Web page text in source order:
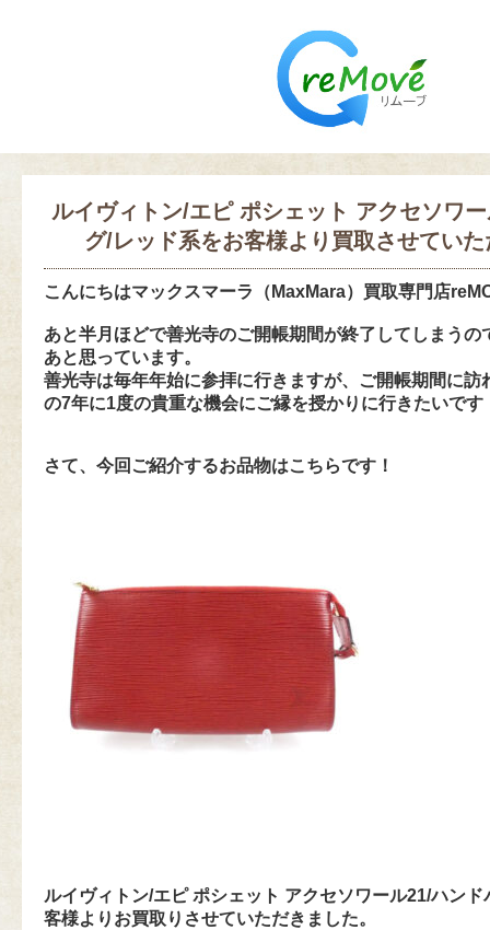
ルイヴィトン/エピ ポシェット アクセソワ
グ/レッド系をお客様より買取させてい
こんにちはマックスマーラ（MaxMara）買取専門店
あと半月ほどで善光寺のご開帳期間が終了してしまうの
あと思っています。
善光寺は毎年年始に参拝に行きますが、ご開帳期間に訪
の7年に1度の貴重な機会にご縁を授かりに行きたいです
さて、今回ご紹介するお品物はこちらです！
ルイヴィトン/エピ ポシェット アクセソワール21/ハン
客様よりお買取りさせていただきました。